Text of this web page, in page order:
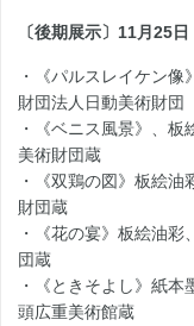
〔後期展示〕11月25
・《パルスレイケン
財団法人日動美術財団
・《ベニス風景》、
美術財団蔵
・《双鶏の図》板絵
財団蔵
・《花の宴》板絵油
団蔵
・《ときそよし》紙
頭広重美術館蔵